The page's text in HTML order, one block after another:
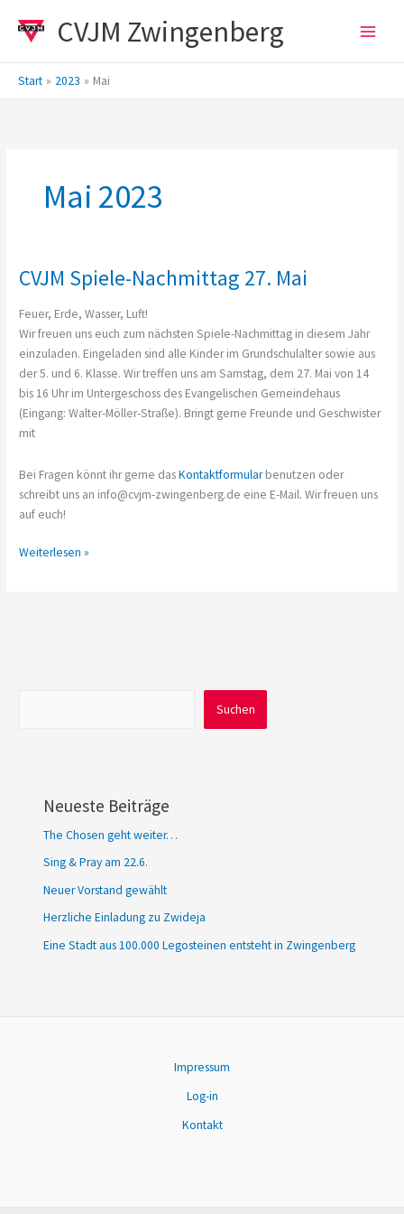
Inhalt
CVJM Zwingenberg
Start 2023 Mai
Mai 2023
CVJM Spiele-Nachmittag 27. Mai
Feuer, Erde, Wasser, Luft!
Wir freuen uns euch zum nächsten Spiele-Nachmittag in diesem Jahr
einzuladen. Eingeladen sind alle Kinder im Grundschulalter sowie aus
der 5. und 6. Klasse. Wir treffen uns am Samstag, dem 27. Mai von 14
bis 16 Uhr im Untergeschoss des Evangelischen Gemeindehaus
(Eingang: Walter-Möller-Straße). Bringt gerne Freunde und Geschwister
mit
Bei Fragen könnt ihr gerne dasKontaktformularbenutzen oder
schreibt uns an info@cvjm-zwingenberg.de eine E-Mail. Wir freuen uns
auf euch!
CVJM
Weiterlesen »
Suchen
Neueste Beiträge
The Chosen geht weiter…
Sing & Pray am 22.6.
Neuer Vorstand gewählt
Herzliche Einladung zu Zwideja
Eine Stadt aus 100.000 Legosteinen entsteht in Zwingenberg
Impressum
Log-in
Kontakt